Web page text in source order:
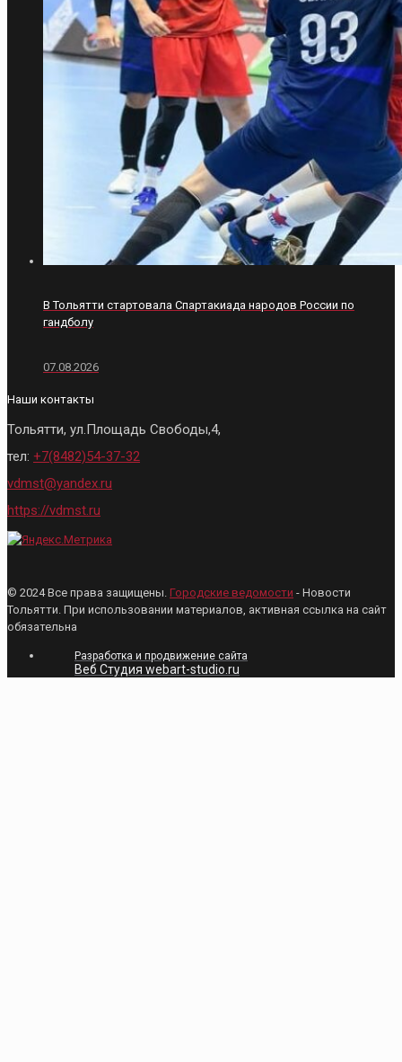
В Тольятти стартовала Спартакиада народов России по
гандболу
07.08.2026
Наши контакты
Тольятти, ул.Площадь Свободы,4,
тел: +7(8482)54-37-32
vdmst@yandex.ru
https://vdmst.ru
© 2024 Все права защищены. Городские ведомости - Новости
Тольятти. При использовании материалов, активная ссылка на сайт
обязательна
Разработка и продвижение сайта
Веб Студия webart-studio.ru